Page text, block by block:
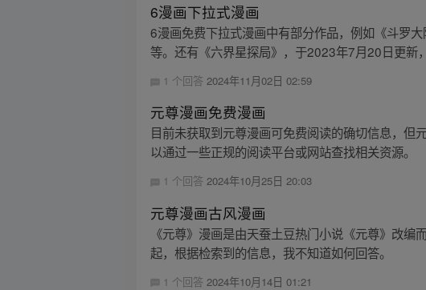
6漫画下拉式漫画
6漫画免费下拉式漫画中有部分作品，例如《斗罗
等。还有《六界星探局》，于2023年7月20日更新
1 个回答2024年11月02日 02:59
元尊漫画免费漫画
目前未获取到元尊漫画可免费阅读的确切信息，但
以通过一些正规的阅读平台或网站查找相关资源。
1 个回答2024年10月25日 20:03
元尊漫画古风漫画
《元尊》漫画是由天蚕土豆热门小说《元尊》改
起，根据检索到的信息，我不知道如何回答。
1 个回答 2024年10月14日 01:21